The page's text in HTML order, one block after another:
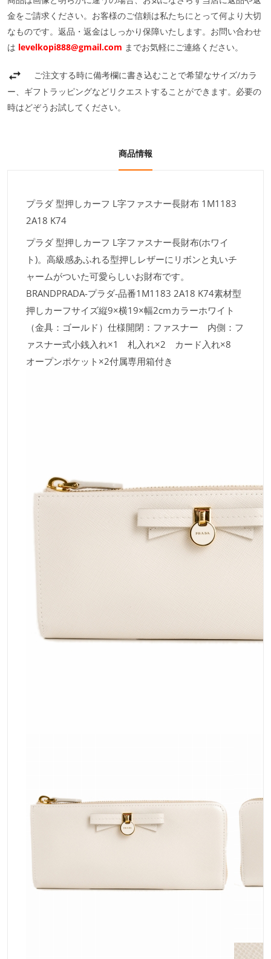
金をご請求ください。お客様のご信頼は私たちにとって何より大切
なものです。返品・返金はしっかり保障いたします。お問い合わせ
は levelkopi888@gmail.com までお気軽にご連絡ください。
ご注文する時に備考欄に書き込むことで希望なサイズ/カラ
ー、ギフトラッピングなどリクエストすることができます。必要の
時はどぞうお試してください。
商品情報
プラダ 型押しカーフ L字ファスナー長財布 1M1183
2A18 K74
プラダ 型押しカーフ L字ファスナー長財布(ホワイ
ト)。高級感あふれる型押しレザーにリボンと丸いチ
ャームがついた可愛らしいお財布です。
BRANDPRADA-プラダ-品番1M1183 2A18 K74素材型
押しカーフサイズ縦9×横19×幅2cmカラーホワイト
（金具：ゴールド）仕様開閉：ファスナー 内側：フ
ァスナー式小銭入れ×1 札入れ×2 カード入れ×8
オープンポケット×2付属専用箱付き